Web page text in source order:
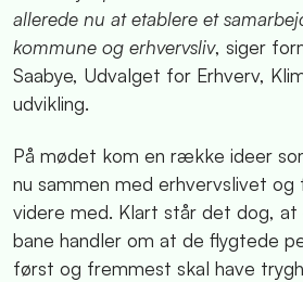
allerede nu at etablere et
kommune og erhvervsliv, siger
Saabye, Udvalget for Erhverv,
udvikling.
På mødet kom en række ideer
nu sammen med erhvervslivet og
videre med. Klart står det dog,
bane handler om at de flygtede
først og fremmest skal have